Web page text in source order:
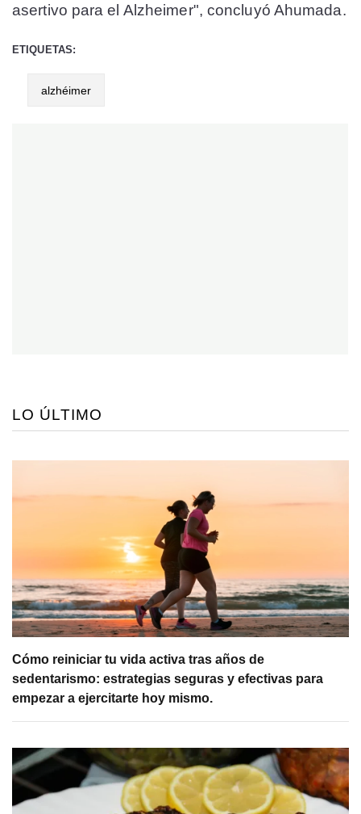
asertivo para el Alzheimer", concluyó Ahumada.
ETIQUETAS:
alzhéimer
LO ÚLTIMO
Cómo reiniciar tu vida activa tras años de
sedentarismo: estrategias seguras y efectivas para
empezar a ejercitarte hoy mismo.